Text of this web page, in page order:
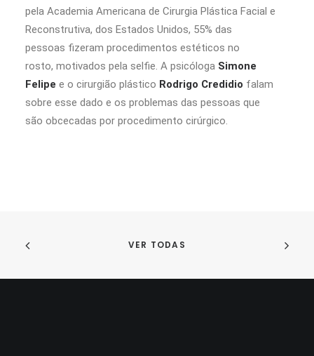
pela Academia Americana de Cirurgia Plástica Facial e
Reconstrutiva, dos Estados Unidos, 55% das
pessoas fizeram procedimentos estéticos no
rosto, motivados pela selfie. A psicóloga Simone
Felipe e o cirurgião plástico Rodrigo Credidio falam
sobre esse dado e os problemas das pessoas que
são obcecadas por procedimento cirúrgico.
VER TODAS